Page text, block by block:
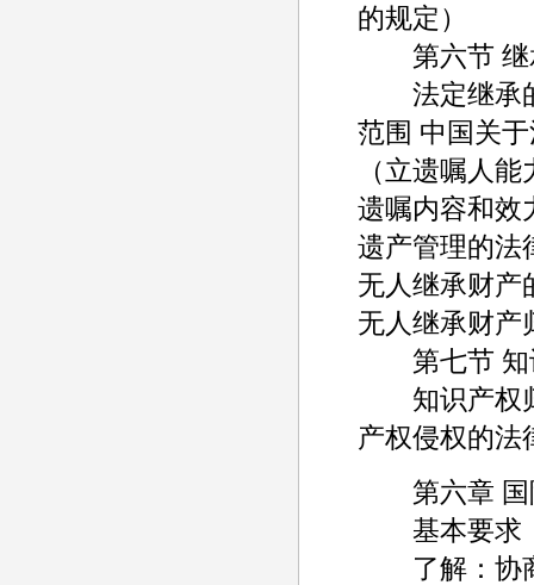
的规定）
第六节 继
法定继承的
范围 中国关
（立遗嘱人
遗嘱内容和效
遗产管理的法
无人继承财产
无人继承财产
第七节 知
知识产权归
产权侵权的法
第六章 国
基本要求
了解：协商